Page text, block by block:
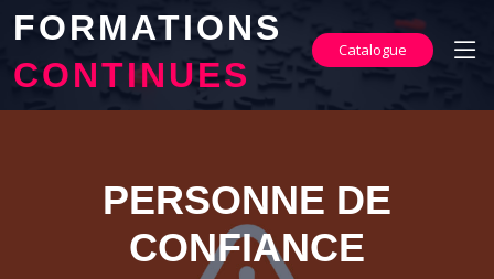
FORMATIONS
CONTINUES
Catalogue
PERSONNE DE
CONFIANCE